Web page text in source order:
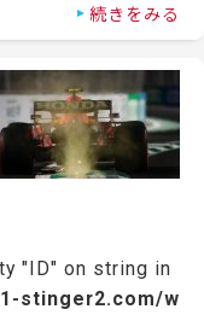
続きをみる
"ID" on string in
stinger2.com/w